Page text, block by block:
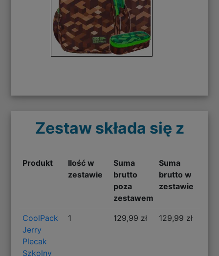
Zestaw składa się z
Produkt
Ilość w
zestawie
Suma
brutto
poza
zestawem
Suma
brutto w
zestawie
CoolPack
Jerry
Plecak
Szkolny
1 129,99 zł 129,99 zł